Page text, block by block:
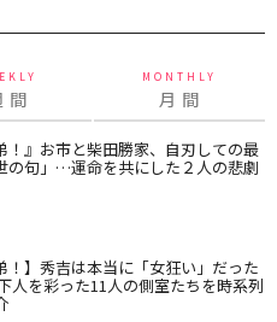
間
MONTHLY
月 間
！』お市と柴田勝家、自刃しての最
の句」…運命を共にした２人の悲劇
！】秀吉は本当に「女狂い」だった
人を彩った11人の側室たちを時系列